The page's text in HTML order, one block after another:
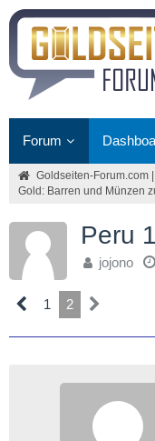
Forum
Goldseiten-Forum.com
Gold: Barren und Münzen
Peru
jojono
1 2